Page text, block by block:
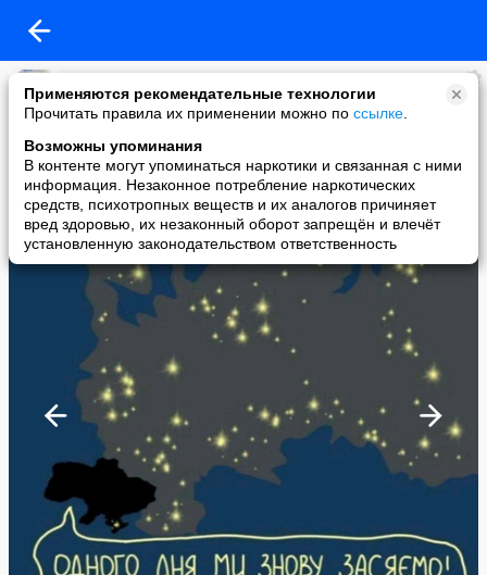
Применяются рекомендательные технологии
Прочитать правила их применении можно по ссылке
Возможны упоминания
В контенте могут упоминаться наркотики и связанная с ними
информация. Незаконное потребление наркотических
средств, психотропных веществ и их аналогов причиняет
вред здоровью, их незаконный оборот запрещён и влечёт
установленную законодательством ответственность
Оксана Кацынель
added a photo
04 Dec в 12:31